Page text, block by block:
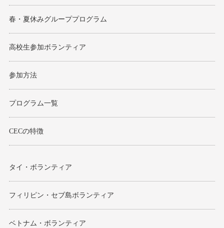
春・夏休みグループプログラム
高校生参加ボランティア
参加方法
プログラム一覧
CECの特徴
タイ・ボランティア
フィリピン・セブ島ボランティア
ベトナム・ボランティア